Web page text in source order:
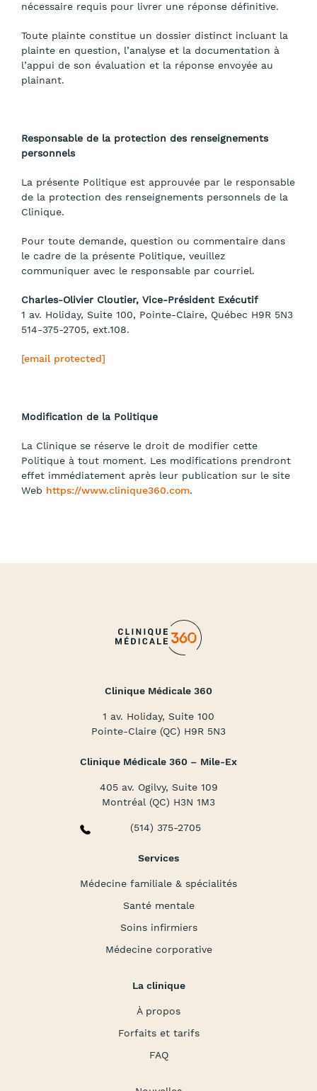
nécessaire requis pour livrer une réponse définitive.
Toute plainte constitue un dossier distinct incluant la
plainte en question, l’analyse et la documentation à
l’appui de son évaluation et la réponse envoyée au
plainant.
Responsable de la protection des renseignements
personnels
La présente Politique est approuvée par le responsable
de la protection des renseignements personnels de la
Clinique.
Pour toute demande, question ou commentaire dans
le cadre de la présente Politique, veuillez
communiquer avec le responsable par courriel.
Charles-Olivier Cloutier, Vice-Président Exécutif
1 av. Holiday, Suite 100, Pointe-Claire, Québec H9R 5N3
514-375-2705, ext.108.
[email protected]
Modification de la Politique
La Clinique se réserve le droit de modifier cette
Politique à tout moment. Les modifications prendront
effet immédiatement après leur publication sur le site
Web https://www.clinique360.com.
Clinique Médicale 360
1 av. Holiday, Suite 100
Pointe-Claire (QC) H9R 5N3
Clinique Médicale 360 – Mile-Ex
405 av. Ogilvy, Suite 109
Montréal (QC) H3N 1M3
(514) 375-2705
Services
Médecine familiale & spécialités
Santé mentale
Soins infirmiers
Médecine corporative
La clinique
À propos
Forfaits et tarifs
FAQ